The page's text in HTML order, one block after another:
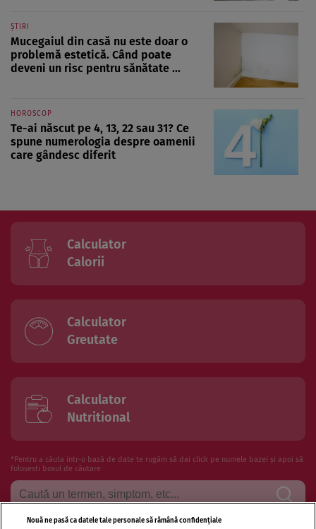
ȘTIRI
Mucegaiul din casă nu este doar o
problemă estetică. Când poate
deveni un risc pentru sănătate ...
HOROSCOP
Te-ai născut pe 4, 13, 22 sau 31? Ce
spune numerologia despre oamenii
care gândesc diferit
Calculator
Calorii
Calculator
Greutate
Calculator
Nutritional
*Pentru a căuta intr-o bază de date te rugăm să dai click pe numele bazei și apoi să
folosesti boxul de căutare
Nouă ne pasă ca datele tale personale să rămână confidențiale